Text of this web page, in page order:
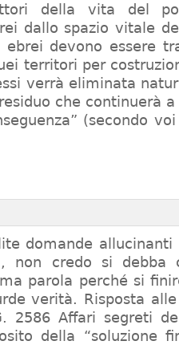
della vita del
dallo spazio vitale
ebrei devono essere
territori per
verrà eliminata
che continuerà
(secondo
domande
non credo si debba
parola perché si
verità. Risposta
2586 Affari segreti
della “soluzione